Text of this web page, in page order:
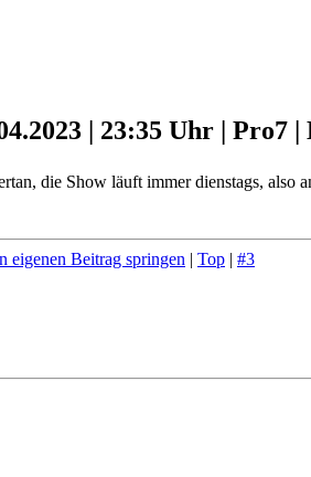
| 23:35 Uhr | Pro7
die Show läuft immer dienstags, also
| Top | #3